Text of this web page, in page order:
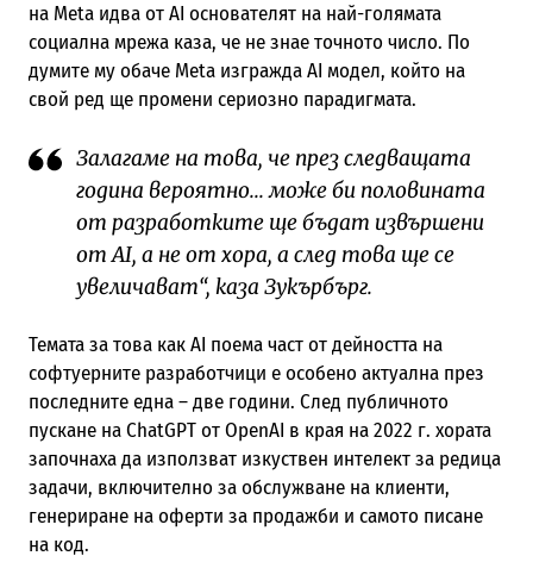
на Meta идва от AI основателят на най-голямата
социална мрежа каза, че не знае точното число. По
думите му обаче Meta изгражда AI модел, който на
свой ред ще промени сериозно парадигмата.
Залагаме на това, че през следващата
година вероятно... може би половината
от разработките ще бъдат извършени
от AI, а не от хора, а след това ще се
увеличават“, каза Зукърбърг.
Темата за това как AI поема част от дейността на
софтуерните разработчици е особено актуална през
последните една – две години. След публичното
пускане на ChatGPT от OpenAI в края на 2022 г. хората
започнаха да използват изкуствен интелект за редица
задачи, включително за обслужване на клиенти,
генериране на оферти за продажби и самото писане
на код.